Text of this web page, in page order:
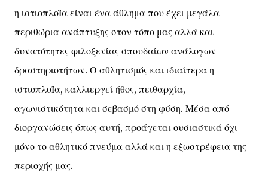
η ιστιοπλοΪα είναι ένα άθλημα που έχει μεγάλα
περιθώρια ανάπτυξης στον τόπο μας αλλά και
δυνατότητες φιλοξενίας σπουδαίων ανάλογων
δραστηριοτήτων. Ο αθλητισμός και ιδιαίτερα η
ιστιοπλοΪα, καλλιεργεί ήθος, πειθαρχία,
αγωνιστικότητα και σεβασμό στη φύση. Μέσα από
διοργανώσεις όπως αυτή, προάγεται ουσιαστικά όχι
μόνο το αθλητικό πνεύμα αλλά και η εξωστρέφεια της
περιοχής μας.